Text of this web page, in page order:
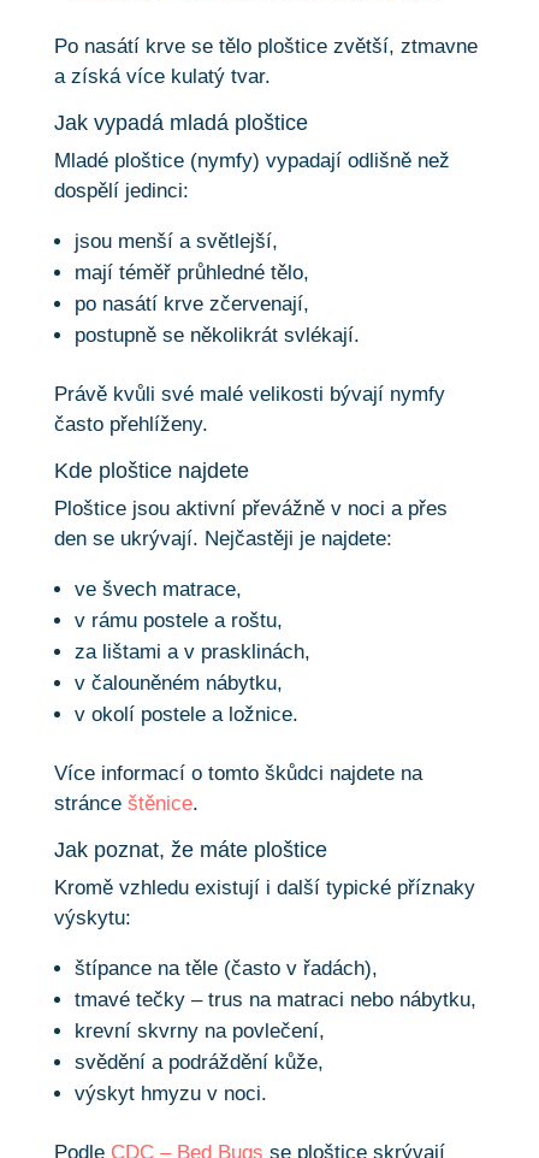
Po nasátí krve se tělo ploštice zvětší, ztmavne
a získá více kulatý tvar.
Jak vypadá mladá ploštice
Mladé ploštice (nymfy) vypadají odlišně než
dospělí jedinci:
jsou menší a světlejší,
mají téměř průhledné tělo,
po nasátí krve zčervenají,
postupně se několikrát svlékají.
Právě kvůli své malé velikosti bývají nymfy
často přehlíženy.
Kde ploštice najdete
Ploštice jsou aktivní převážně v noci a přes
den se ukrývají. Nejčastěji je najdete:
ve švech matrace,
v rámu postele a roštu,
za lištami a v prasklinách,
v čalouněném nábytku,
v okolí postele a ložnice.
Více informací o tomto škůdci najdete na
stránce štěnice.
Jak poznat, že máte ploštice
Kromě vzhledu existují i další typické příznaky
výskytu:
štípance na těle (často v řadách),
tmavé tečky – trus na matraci nebo nábytku,
krevní skvrny na povlečení,
svědění a podráždění kůže,
výskyt hmyzu v noci.
Podle CDC – Bed Bugs se ploštice skrývají